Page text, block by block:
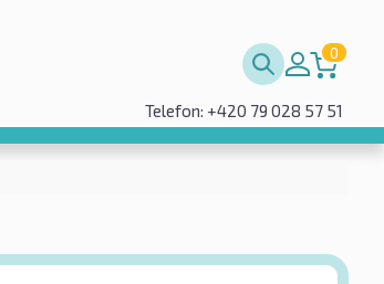
0
Telefon: +420 79 028 57 51